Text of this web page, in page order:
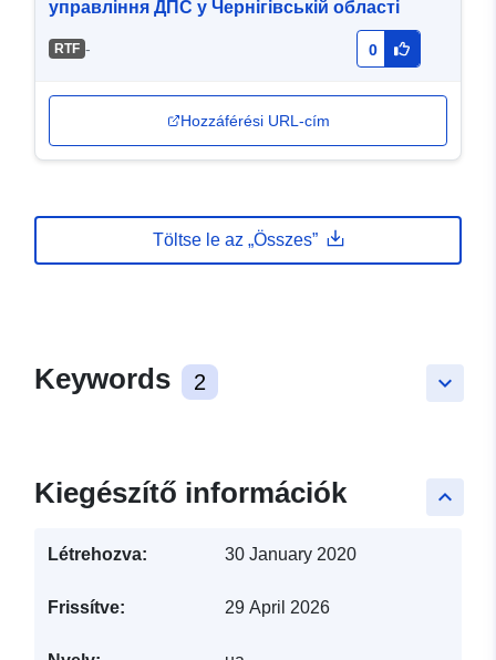
управління ДПС у Чернігівській області
RTF - 0
Hozzáférési URL-cím
Töltse le az „Összes”
keyboard_arrow_down
Keywords 2
keyboard_arrow_up
Kiegészítő információk
Létrehozva: 30 January 2020
Frissítve: 29 April 2026